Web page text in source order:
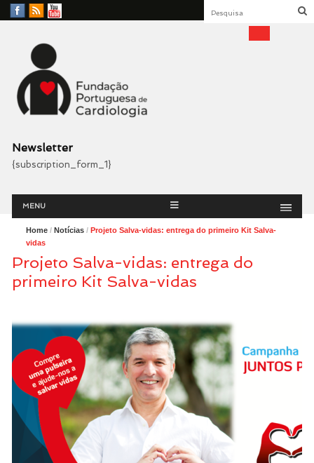
Facebook
RSS
YouTube
Fundação Portuguesa
Cardiologia
Newsletter
{subscription_form_1}
Menu
MENU
Home/ Notícias/ Projeto Salva-vidas: entrega do primeiro Kit Salva-
vidas
Projeto Salva-vidas: entrega do
primeiro Kit Salva-vidas